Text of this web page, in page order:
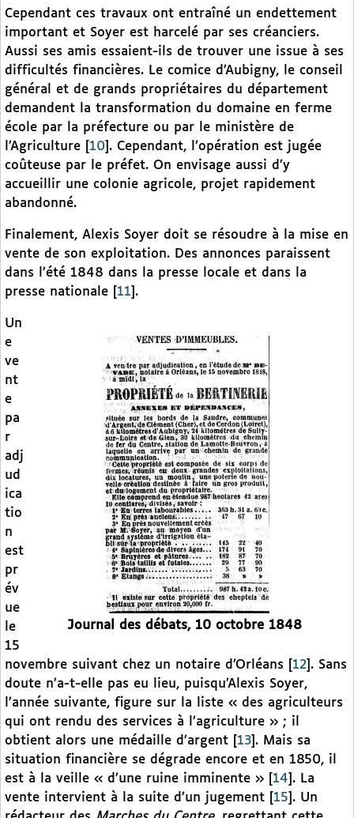
Cependant ces travaux ont entraîné un endettement
important et Soyer est harcelé par ses créanciers.
Aussi ses amis essaient-ils de trouver une issue à ses
difficultés financières. Le comice d’Aubigny, le conseil
général et de grands propriétaires du département
demandent la transformation du domaine en ferme
école par la préfecture ou par le ministère de
l’Agriculture
10 . Cependant, l’opération est jugée
coûteuse par le préfet. On envisage aussi d’y
accueillir une colonie agricole, projet rapidement
abandonné.
Finalement, Alexis Soyer doit se résoudre à la mise en
vente de son exploitation. Des annonces paraissent
dans l’été 1848 dans la presse locale et dans la
presse nationale
11 .
Journal des débats, 10 octobre 1848
Un
e
ve
nt
e
pa
r
adj
ud
ica
tio
n
est
pr
év
ue
le
15
novembre suivant chez un notaire d’Orléans
12 . Sans
doute n’a-t-elle pas eu lieu, puisqu’Alexis Soyer,
l’année suivante, figure sur la liste « des agriculteurs
qui ont rendu des services à l’agriculture » ; il
obtient alors une médaille d’argent
13 . Mais sa
situation financière se dégrade encore et en 1850, il
est à la veille « d’une ruine imminente »
14 . La
vente intervient à la suite d’un jugement
15 . Un